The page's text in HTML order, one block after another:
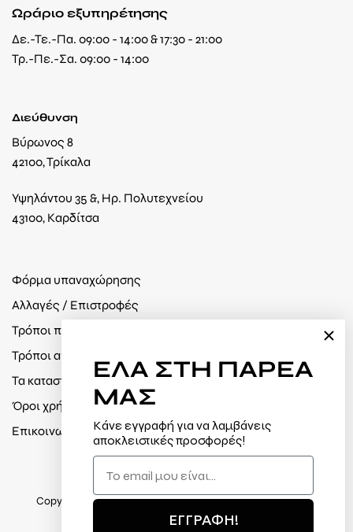
Ωράριο εξυπηρέτησης
Δε.-Τε.-Πα. 09:00 - 14:00 & 17:30 - 21:00
Τρ.-Πε.-Σα. 09:00 - 14:00
Διεύθυνση
Βύρωνος 8
42100, Τρίκαλα
Υψηλάντου 35 &, Ηρ. Πολυτεχνείου
43100, Καρδίτσα
Φόρμα υπαναχώρησης
Αλλαγές / Επιστροφές
Τρόποι πληρωμής
Τρόποι αποστολής
Τα καταστήματά μας
Όροι χρήσης / Πολιτική απορρήτου
Επικοινωνία
Copyright 2025 © Jabik Κατασκευή eshop /Webdesires
ΕΛΑ ΣΤΗ ΠΑΡΕΑ
ΜΑΣ
Κάνε εγγραφή για να λαμβάνεις
αποκλειστικές προσφορές!
ΕΓΓΡΑΦΗ!